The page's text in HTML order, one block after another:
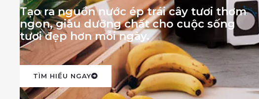
Tạo ra nguồn nước ép trái cây tươi thơm
ngon, giàu dưỡng chất cho cuộc sống
tươi đẹp hơn mỗi ngày.
TÌM HIỂU NGAY